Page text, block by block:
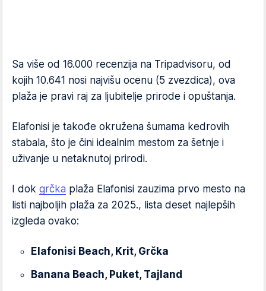
Sa više od 16.000 recenzija na Tripadvisoru, od
kojih 10.641 nosi najvišu ocenu (5 zvezdica), ova
plaža je pravi raj za ljubitelje prirode i opuštanja.
Elafonisi je takođe okružena šumama kedrovih
stabala, što je čini idealnim mestom za šetnje i
uživanje u netaknutoj prirodi.
I dok grčka plaža Elafonisi zauzima prvo mesto na
listi najboljih plaža za 2025., lista deset najlepših
izgleda ovako:
Elafonisi Beach, Krit, Grčka
Banana Beach, Puket, Tajland